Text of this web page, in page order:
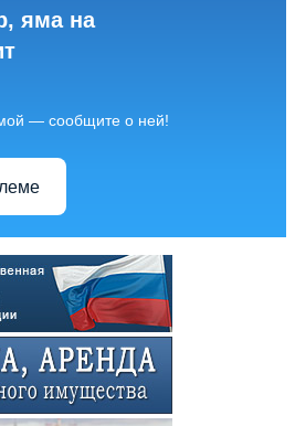
яма на
— сообщите о ней!